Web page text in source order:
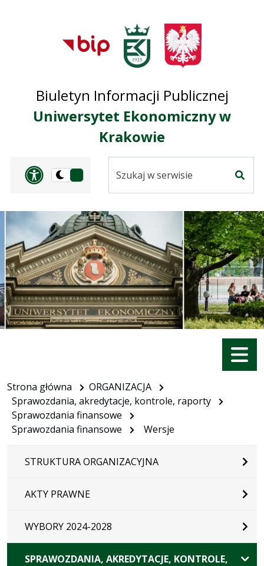
Przejdź do
głównego menu
Przejdź do treści
Przejdź do mapy
serwisu
Biuletyn Informacji Publicznej
Uniwersytet Ekonomiczny w
Krakowie
Panel dostosowania
Przełącz
ciemną
serwisie
Menu
Strona główna
ORGANIZACJA
Sprawozdania, akredytacje, kontrole, raporty
Sprawozdania finansowe
Sprawozdania finansowe
Wersje
STRUKTURA ORGANIZACYJNA
AKTY PRAWNE
WYBORY 2024-2028
SPRAWOZDANIA, AKREDYTACJE, KONTROLE,